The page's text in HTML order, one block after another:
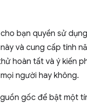
bạn quyền sử
và cung cấp tính
hoàn tất và ý kiến
người hay không.
gốc để bật một